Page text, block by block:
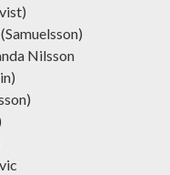
Nilsson